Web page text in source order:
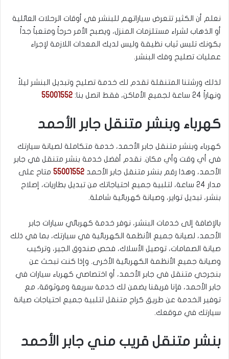
نعلم أن الكثير تتعرض سياراتهم للبنشر في أوقات الرحلات العائلية
أو الذهاب لشراء مستلزمات المنزل، ويصبح الأمر حرجاً ومتعباً جداً
بكونك تلبس ثياب نظيفة وليس لديك المعدات اللازمة لإجراء
عمليات تصليح وفك البنشر.
لذلك ورشتنا المتنقلة تقدم لك خدمة تصليح وتبديل البنشر ليلاً
ونهاراً 24 ساعة لجميع الأماكن، فقط اتصل بنا:
55001552
كهرباء وبنشر متنقل جابر الأحمد
كهرباء وبنشر متنقل جابر الأحمد، خدمة متكاملة لصيانة سيارتك
في أي وقت وأي مكان. نقدم أفضل خدمة بنشر متنقل في جابر
الأحمد، وهذا رقم بنشر متنقل جابر الأحمد 55001552 متاح على
مدار 24 ساعة، لتلبية جميع احتياجاتك من تبديل بطاريات، إصلاح
بنشر، تبديل تواير، وصيانة كهربائية شاملة.
بالإضافة إلى خدمات البنشر، نوفر خدمة كهربائي سيارات جابر
الأحمد، لصيانة جميع الأنظمة الكهربائية في سيارتك، بما في ذلك
صيانة الصمامات، توصيل الأسلاك، فحص صندوق الجير، وتركيب
وصيانة جميع الأنظمة الكهربائية الأخرى. وإذا كنت تبحث عن
بنجرجي متنقل في جابر الأحمد، أو اختصاصي كهرباء سيارات في
جابر الأحمد، فإنا فريقنا يضمن لك خدمة سريعة وموثوقة، مع
توفير الخدمة عن طريق كراج متنقل لتلبية جميع احتياجات صيانة
سيارتك في موقعك.
بنشر متنقل قريب مني جابر الأحمد